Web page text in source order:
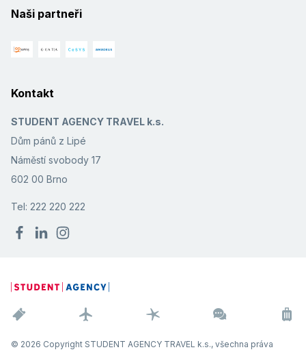
Naši partneři
Kontakt
STUDENT AGENCY TRAVEL k.s.
Dům pánů z Lipé
Náměstí svobody 17
602 00 Brno
Tel: 222 220 222
© 2026 Copyright STUDENT AGENCY TRAVEL k.s., všechna práva